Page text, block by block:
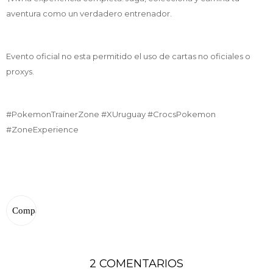
aventura como un verdadero entrenador.
Evento oficial no esta permitido el uso de cartas no oficiales o
proxys.
#PokemonTrainerZone #XUruguay #CrocsPokemon
#ZoneExperience
2 COMENTARIOS